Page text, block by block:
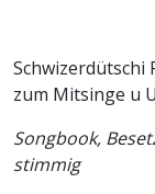
Schwizerdütschi
zum Mitsinge u
Songbook,
stimmig